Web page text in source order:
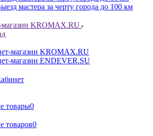
мастера за черту города до 100 км
магазин KROMAX.RU
магазин KROMAX.RU
магазин ENDEVER.SU
товары0
товаров0